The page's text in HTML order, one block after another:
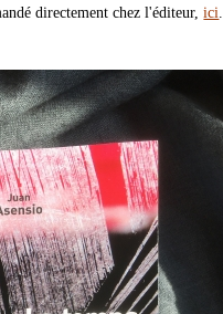
directement chez l'éditeur,ici